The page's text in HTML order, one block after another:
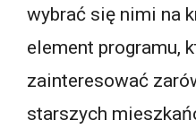
wybrać się nimi na
element programu,
zainteresować
starszych